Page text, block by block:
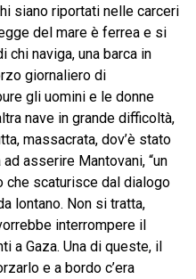
siano riportati nelle carceri
del mare è ferrea e si
chi naviga, una barca in
giornaliero di
gli uomini e le donne
nave in grande difficoltà,
massacrata, dov’è stato
asserire Mantovani, “un
che scaturisce dal dialogo
lontano. Non si tratta,
interrompere il
a Gaza. Una di queste, il
e a bordo c’era